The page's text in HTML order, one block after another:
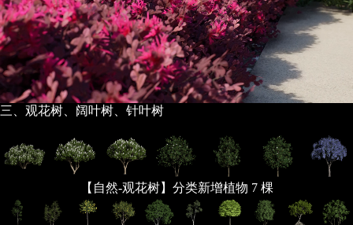
三、观花树、阔叶树、针叶树
【自然-观花树】分类新增植物 7 棵